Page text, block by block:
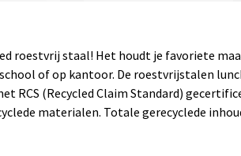
roestvrij staal! Het houdt je favoriete
of op kantoor. De roestvrijstalen
(Recycled Claim Standard)
materialen. Totale gerecyclede